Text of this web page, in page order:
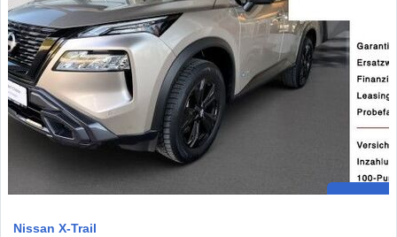
Nissan X-Trail